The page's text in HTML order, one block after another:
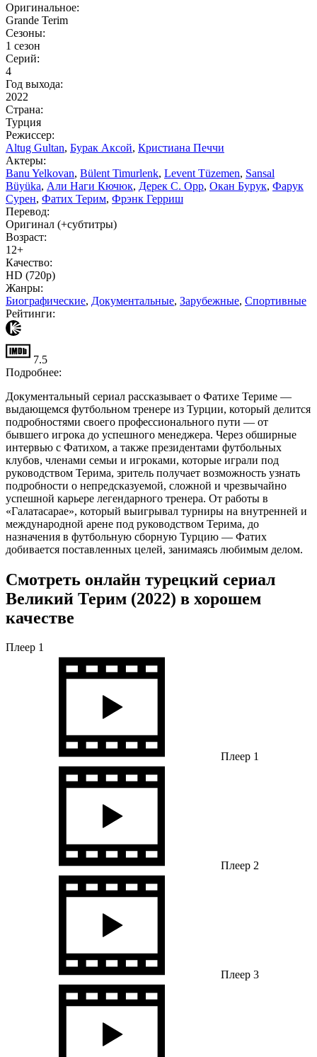
Оригинальное:
Grande Terim
Сезоны:
1 сезон
Серий:
4
Год выхода:
2022
Страна:
Турция
Режиссер:
Altug Gultan, Бурак Аксой, Кристиана Печчи
Актеры:
Banu Yelkovan, Bülent Timurlenk, Levent Tüzemen, Sansal
Büyüka, Али Наги Кючюк, Дерек С. Орр, Окан Бурук, Фарук
Сурен, Фатих Терим, Фрэнк Герриш
Перевод:
Оригинал (+субтитры)
Возраст:
12+
Качество:
HD (720p)
Жанры:
Биографические, Документальные, Зарубежные, Спортивные
Рейтинги:
7.5
Подробнее:
Документальный сериал рассказывает о Фатихе Териме —
выдающемся футбольном тренере из Турции, который делится
подробностями своего профессионального пути — от
бывшего игрока до успешного менеджера. Через обширные
интервью с Фатихом, а также президентами футбольных
клубов, членами семьи и игроками, которые играли под
руководством Терима, зритель получает возможность узнать
подробности о непредсказуемой, сложной и чрезвычайно
успешной карьере легендарного тренера. От работы в
«Галатасарае», который выигрывал турниры на внутренней и
международной арене под руководством Терима, до
назначения в футбольную сборную Турцию — Фатих
добивается поставленных целей, занимаясь любимым делом.
Смотреть онлайн турецкий сериал
Великий Терим (2022) в хорошем
качестве
Плеер 1
Плеер 1
Плеер 2
Плеер 3